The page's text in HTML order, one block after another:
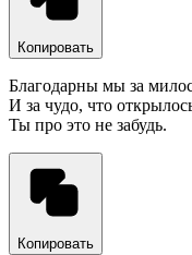
Копировать
Благодарны мы за
И за чудо, что
Ты про это не забудь.
Копировать